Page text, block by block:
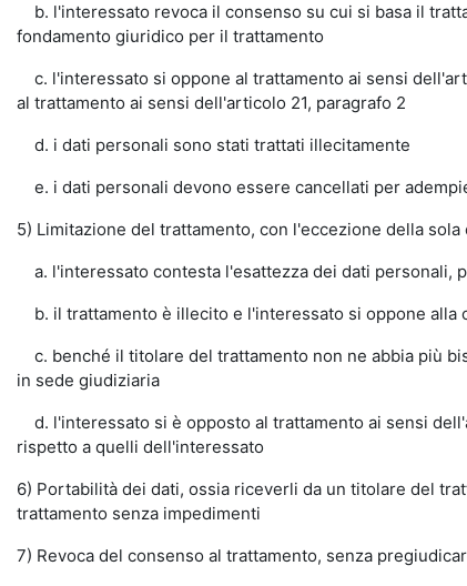
b. l'interessato revoca il consenso su cui si basa il
fondamento giuridico per il trattamento
c. l'interessato si oppone al trattamento ai sensi
al trattamento ai sensi dell'articolo 21, paragrafo 2
d. i dati personali sono stati trattati illecitamente
e. i dati personali devono essere cancellati per
5) Limitazione del trattamento, con l'eccezione della
a. l'interessato contesta l'esattezza dei dati personali,
b. il trattamento è illecito e l'interessato si oppone alla
c. benché il titolare del trattamento non ne abbia più
in sede giudiziaria
d. l'interessato si è opposto al trattamento ai sensi
rispetto a quelli dell'interessato
6) Portabilità dei dati, ossia riceverli da un titolare del
trattamento senza impedimenti
7) Revoca del consenso al trattamento, senza